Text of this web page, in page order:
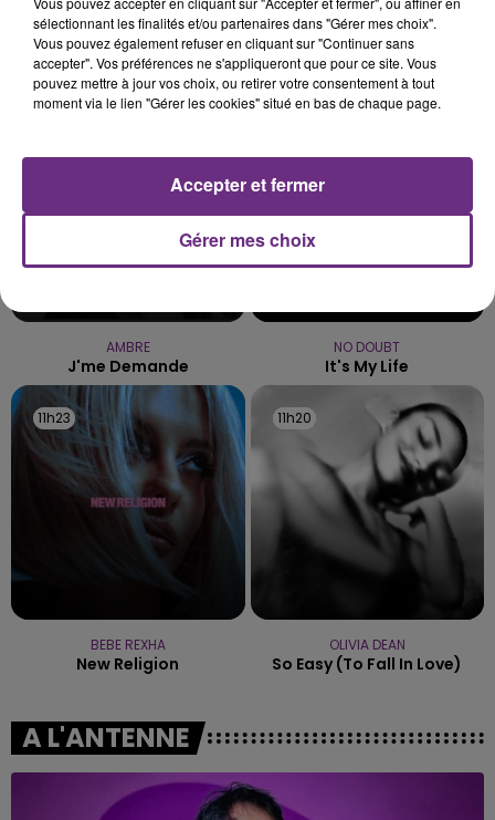
son véhicule après une collision avec un poids
lourd. Très grièvement blessée, la jeune femme
de 20 ans a été...
TITRES DIFFUSÉS
AMBRE
J'me Demande
NO DOUBT
It's My Life
11h23
11h23
BEBE REXHA
New Religion
11h20
11h20
OLIVIA DEAN
So Easy (to Fall In Love)
A L'ANTENNE
sélectionnant les finalités et/ou partenaires dans "Gérer mes choix".
Vous pouvez également refuser en cliquant sur "Continuer sans
accepter". Vos préférences ne s'appliqueront que pour ce site. Vous
pouvez mettre à jour vos choix, ou retirer votre consentement à tout
moment via le lien "Gérer les cookies" situé en bas de chaque page.
Gérer mes choix
Accepter et fermer